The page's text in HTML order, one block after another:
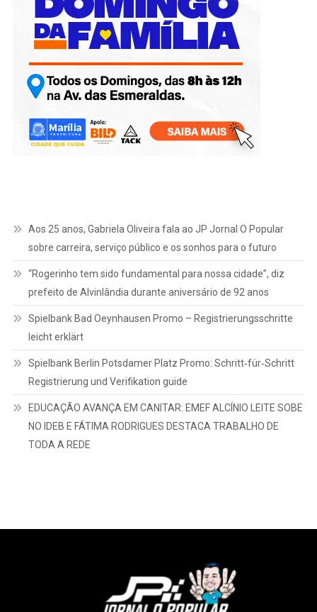
Aos 25 anos, Gabriela Oliveira fala ao JP Jornal O Popular
sobre carreira, serviço público e os sonhos para o futuro
“Rogerinho tem sido fundamental para nossa cidade”, diz
prefeito de Alvinlândia durante aniversário de 92 anos
Spielbank Bad Oeynhausen Promo – Registrierungsschritte
leicht erklärt
Spielbank Berlin Potsdamer Platz Promo: Schritt‑für‑Schritt
Registrierung und Verifikation guide
EDUCAÇÃO AVANÇA EM CANITAR: EMEF ALCÍNIO LEITE SOBE
NO IDEB E FÁTIMA RODRIGUES DESTACA TRABALHO DE
TODA A REDE